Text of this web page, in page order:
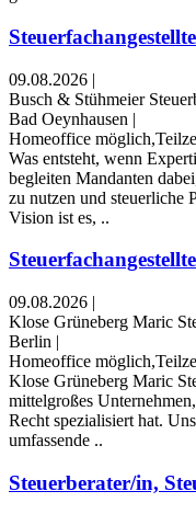
09.08.2026 |
Busch & Stühmeier
Bad Oeynhausen |
Homeoffice
Was entsteht, wenn
begleiten Mandanten
zu nutzen und steuerliche
Vision ist es, ..
09.08.2026 |
Klose Grüneberg Maric
Berlin |
Homeoffice
Klose Grüneberg Maric
mittelgroßes
Recht spezialisiert hat.
umfassende ..
Steuerberater/in,